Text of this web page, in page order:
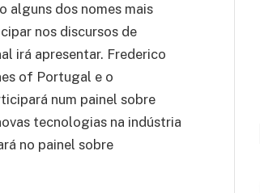
alguns dos nomes mais
nos discursos de
irá apresentar. Frederico
of Portugal e o
num painel sobre
tecnologias na indústria
no painel sobre